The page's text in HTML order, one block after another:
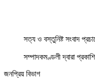
সত্য ও বস্তুনিষ্ট সংবাদ
সম্পাদকমণ্ডলী দ্বারা
জনপ্রিয় বিভাগ